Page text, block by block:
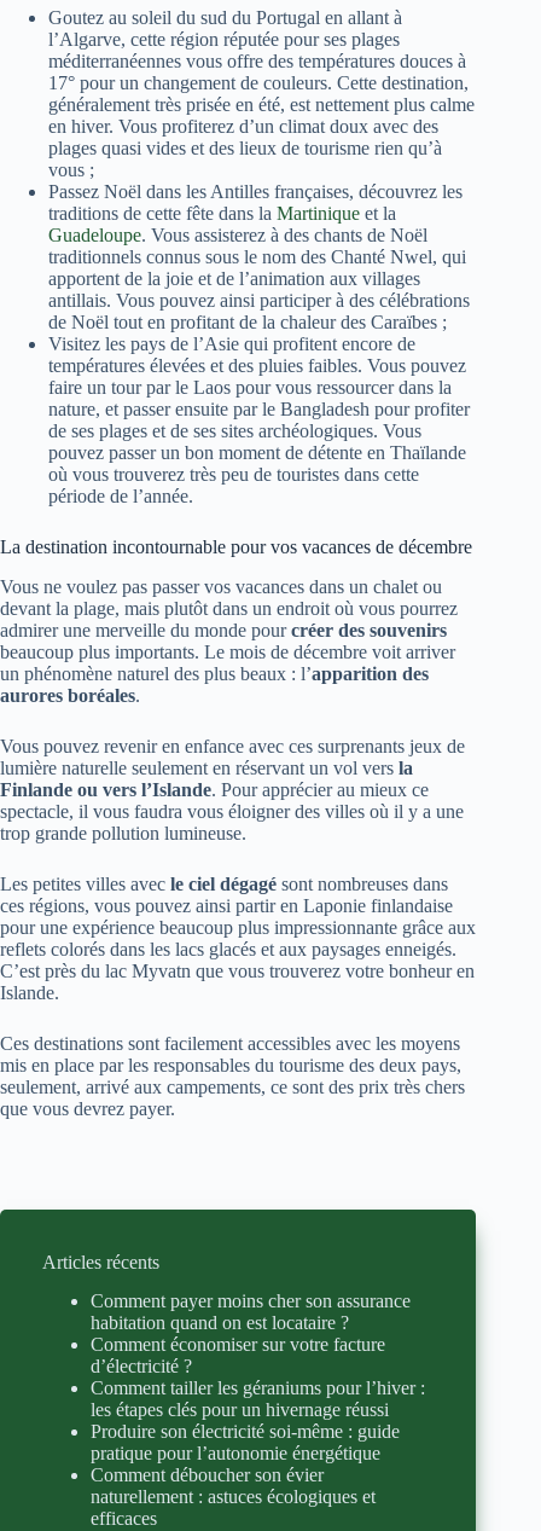
Goutez au soleil du sud du Portugal en allant à
l’Algarve, cette région réputée pour ses plages
méditerranéennes vous offre des températures douces à
17° pour un changement de couleurs. Cette destination,
généralement très prisée en été, est nettement plus calme
en hiver. Vous profiterez d’un climat doux avec des
plages quasi vides et des lieux de tourisme rien qu’à
vous ;
Passez Noël dans les Antilles françaises, découvrez les
traditions de cette fête dans la Martinique et la
Guadeloupe. Vous assisterez à des chants de Noël
traditionnels connus sous le nom des Chanté Nwel, qui
apportent de la joie et de l’animation aux villages
antillais. Vous pouvez ainsi participer à des célébrations
de Noël tout en profitant de la chaleur des Caraïbes ;
Visitez les pays de l’Asie qui profitent encore de
températures élevées et des pluies faibles. Vous pouvez
faire un tour par le Laos pour vous ressourcer dans la
nature, et passer ensuite par le Bangladesh pour profiter
de ses plages et de ses sites archéologiques. Vous
pouvez passer un bon moment de détente en Thaïlande
où vous trouverez très peu de touristes dans cette
période de l’année.
La destination incontournable pour vos vacances de décembre
Vous ne voulez pas passer vos vacances dans un chalet ou
devant la plage, mais plutôt dans un endroit où vous pourrez
admirer une merveille du monde pourcréer des souvenirs
beaucoup plus importants. Le mois de décembre voit arriver
un phénomène naturel des plus beaux : l’apparition des
aurores boréales.
Vous pouvez revenir en enfance avec ces surprenants jeux de
lumière naturelle seulement en réservant un vol vers la
Finlande ou vers l’Islande. Pour apprécier au mieux ce
spectacle, il vous faudra vous éloigner des villes où il y a une
trop grande pollution lumineuse.
Les petites villes avec le ciel dégagé sont nombreuses dans
ces régions, vous pouvez ainsi partir en Laponie finlandaise
pour une expérience beaucoup plus impressionnante grâce aux
reflets colorés dans les lacs glacés et aux paysages enneigés.
C’est près du lac Myvatn que vous trouverez votre bonheur en
Islande.
Ces destinations sont facilement accessibles avec les moyens
mis en place par les responsables du tourisme des deux pays,
seulement, arrivé aux campements, ce sont des prix très chers
que vous devrez payer.
Articles récents
Comment payer moins cher son assurance
habitation quand on est locataire ?
Comment économiser sur votre facture
d’électricité ?
Comment tailler les géraniums pour l’hiver :
les étapes clés pour un hivernage réussi
Produire son électricité soi-même : guide
pratique pour l’autonomie énergétique
Comment déboucher son évier
naturellement : astuces écologiques et
efficaces